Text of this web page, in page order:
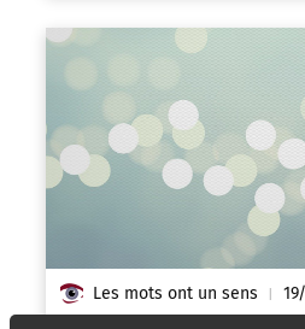
Les mots ont un sens |